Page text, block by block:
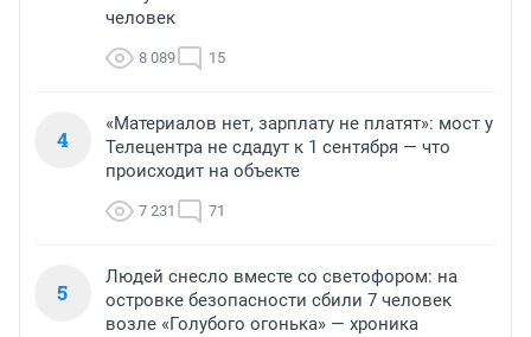
человек
8 089 15
4
«Материалов нет, зарплату не платят»: мост у
Телецентра не сдадут к 1 сентября — что
происходит на объекте
7 231 71
5
Людей снесло вместе со светофором: на
островке безопасности сбили 7 человек
возле «Голубого огонька» — хроника